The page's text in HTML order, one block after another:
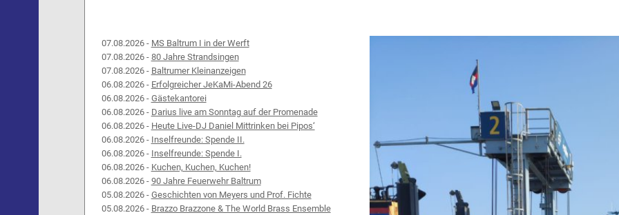
07.08.2026 - MS Baltrum I in der Werft
07.08.2026 - 80 Jahre Strandsingen
07.08.2026 - Baltrumer Kleinanzeigen
06.08.2026 - Erfolgreicher JeKaMi-Abend 26
06.08.2026 - Gästekantorei
06.08.2026 - Darius live am Sonntag auf der Promenade
06.08.2026 - Heute Live-DJ Daniel Mittrinken bei Pipos‘
06.08.2026 - Inselfreunde: Spende II.
06.08.2026 - Inselfreunde: Spende I.
06.08.2026 - Kuchen, Kuchen, Kuchen!
06.08.2026 - 90 Jahre Feuerwehr Baltrum
05.08.2026 - Geschichten von Meyers und Prof. Fichte
05.08.2026 - Brazzo Brazzone & The World Brass Ensemble